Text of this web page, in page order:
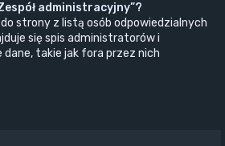
administracyjny”?
strony z listą osób odpowiedzialnych
się spis administratorów i
takie jak fora przez nich